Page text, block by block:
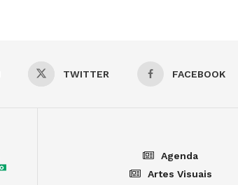
TWITTER FACEBOOK
Agenda
Artes Visuais